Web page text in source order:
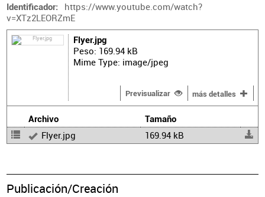
Identificador
https://www.youtube.com/watch?
v=XTz2LEORZmE
Flyer.jpg
Peso: 169.94 kB
Mime Type: image/jpeg
Previsualizar más detalles
Archivo Tamaño
Flyer.jpg 169.94 kB
Publicación/Creación